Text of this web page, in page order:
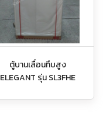
ตู้บานเลื่อนทึบสูง
ELEGANT รุ่น SL3FHE